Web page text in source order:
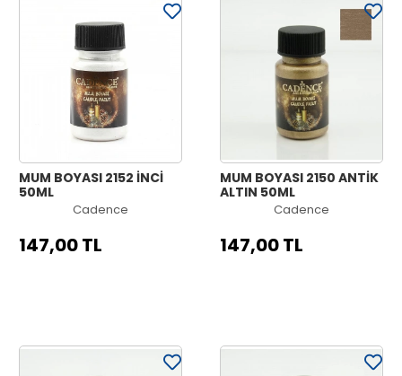
MUM BOYASI 2152 İNCİ
50ML
Cadence
147,00 TL
MUM BOYASI 2150 ANTİK
ALTIN 50ML
Cadence
147,00 TL